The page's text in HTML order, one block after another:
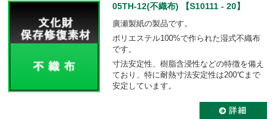
05TH-12(不織布) 【S10111 - 20】
廣瀬製紙の製品です。
ポリエステル100%で作られた湿式不織布
です。
寸法安定性、樹脂含浸性などの特徴を備え
ており、特に耐熱寸法安定性は200℃まで
安定しています。